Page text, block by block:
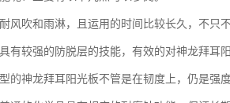
风吹和雨淋，且运用的时间比较长久，不只
有较强的防脱层的技能，有效的对神龙拜耳
的神龙拜耳阳光板不管是在韧度上，仍是强